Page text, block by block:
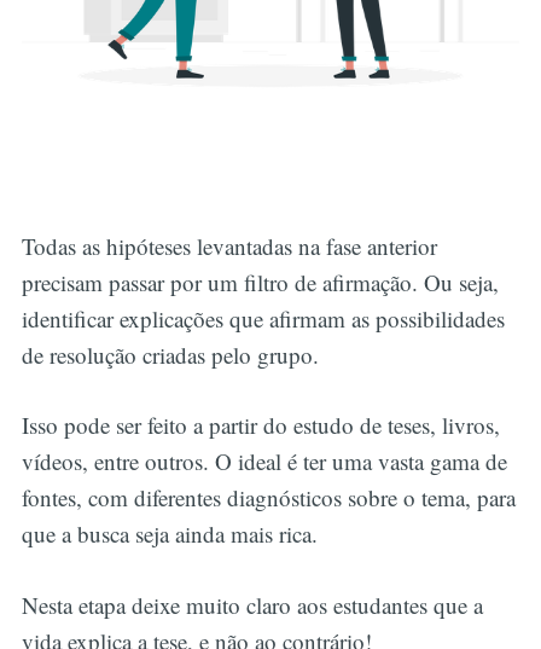
Todas as hipóteses levantadas na fase anterior
precisam passar por um filtro de afirmação. Ou seja,
identificar explicações que afirmam as possibilidades
de resolução criadas pelo grupo.
Isso pode ser feito a partir do estudo de teses, livros,
vídeos, entre outros. O ideal é ter uma vasta gama de
fontes, com diferentes diagnósticos sobre o tema, para
que a busca seja ainda mais rica.
Nesta etapa deixe muito claro aos estudantes que a
vida explica a tese, e não ao contrário!